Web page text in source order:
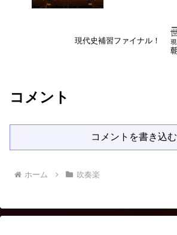
現代史補習ファイナル！
コメント
コメントを書き込む
ホーム 吹奏楽